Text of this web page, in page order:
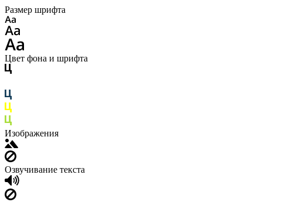
Размер шрифта
Цвет фона и шрифта
Изображения
Озвучивание текста